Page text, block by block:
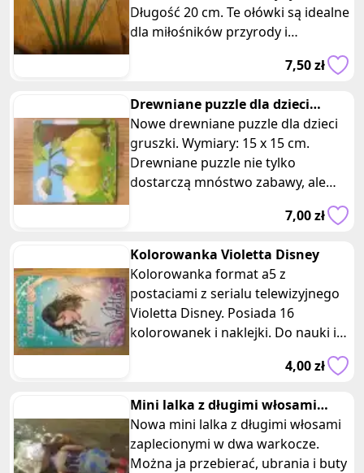
Długość 20 cm. Te ołówki są idealne
dla miłośników przyrody i
7,50 zł
Drewniane puzzle dla dzieci
gruszki
Nowe drewniane puzzle dla dzieci
gruszki. Wymiary: 15 x 15 cm.
Drewniane puzzle nie tylko
dostarczą mnóstwo zabawy, ale
także wspomogą rozwój umysłowy
7,00 zł
Kolorowanka Violetta Disney
Kolorowanka format a5 z
postaciami z serialu telewizyjnego
Violetta Disney. Posiada 16
kolorowanek i naklejki. Do nauki i
4,00 zł
Mini lalka z długimi włosami
ghost girl
Nowa mini lalka z długimi włosami
zaplecionymi w dwa warkocze.
Można ja przebierać, ubrania i buty